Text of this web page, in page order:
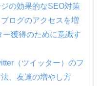
の効果的なSEO対策
ログのアクセスを増
獲得のために意識す
（ツイッター）のフ
、友達の増やし方